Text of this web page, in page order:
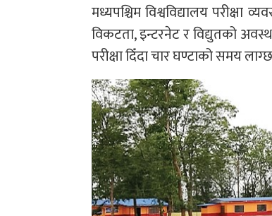
मध्यपश्चिम विश्वविद्यालय परीक्षा
विकटता, इन्टरनेट र विद्युतको
परीक्षा दिँदा चार घण्टाको समय